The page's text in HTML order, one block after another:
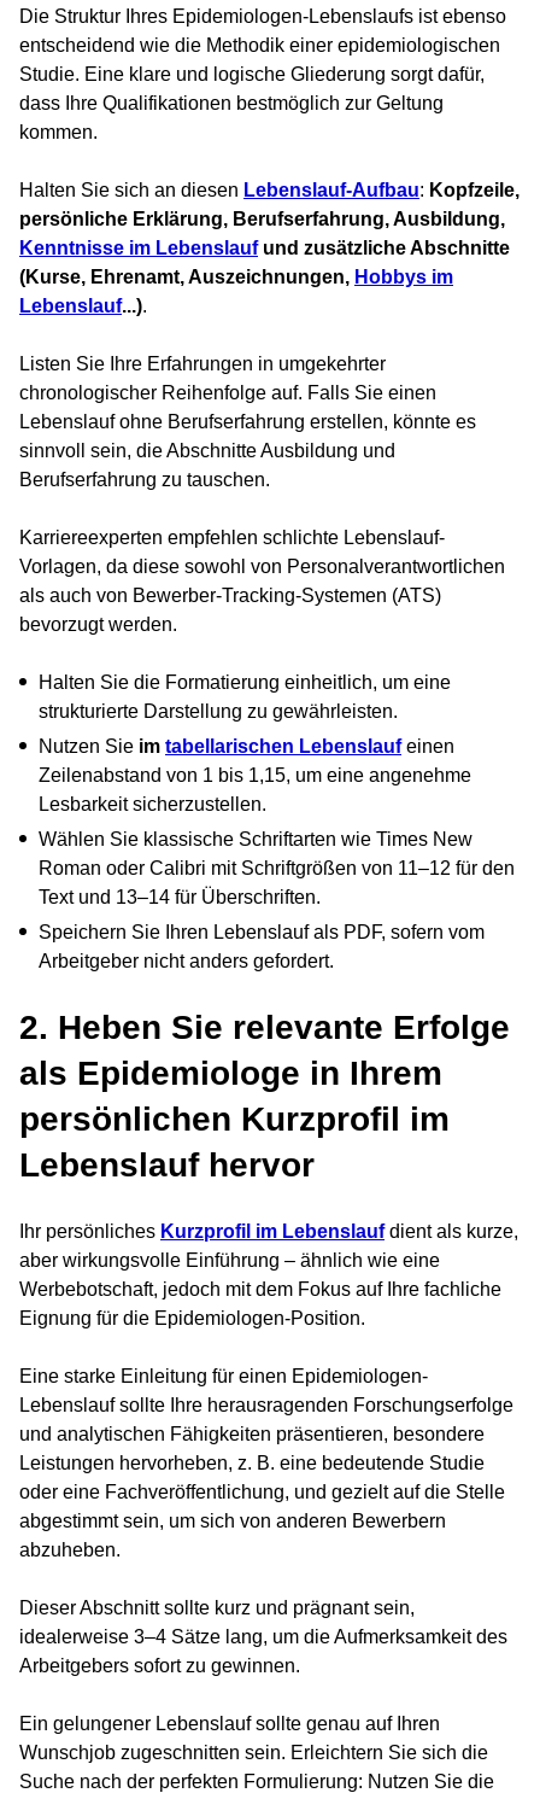
Die Struktur Ihres Epidemiologen-Lebenslaufs ist ebenso
entscheidend wie die Methodik einer epidemiologischen
Studie. Eine klare und logische Gliederung sorgt dafür,
dass Ihre Qualifikationen bestmöglich zur Geltung
kommen.
Halten Sie sich an diesen Lebenslauf-Aufbau: Kopfzeile,
persönliche Erklärung, Berufserfahrung, Ausbildung,
Kenntnisse im Lebenslaufund zusätzliche Abschnitte
(Kurse, Ehrenamt, Auszeichnungen, Hobbys im
Lebenslauf...).
Listen Sie Ihre Erfahrungen in umgekehrter
chronologischer Reihenfolge auf. Falls Sie einen
Lebenslauf ohne Berufserfahrung erstellen, könnte es
sinnvoll sein, die Abschnitte Ausbildung und
Berufserfahrung zu tauschen.
Karriereexperten empfehlen schlichte Lebenslauf-
Vorlagen, da diese sowohl von Personalverantwortlichen
als auch von Bewerber-Tracking-Systemen (ATS)
bevorzugt werden.
Halten Sie die Formatierung einheitlich, um eine
strukturierte Darstellung zu gewährleisten.
Nutzen Sie im tabellarischen Lebenslaufeinen
Zeilenabstand von 1 bis 1,15, um eine angenehme
Lesbarkeit sicherzustellen.
Wählen Sie klassische Schriftarten wie Times New
Roman oder Calibri mit Schriftgrößen von 11–12 für den
Text und 13–14 für Überschriften.
Speichern Sie Ihren Lebenslauf als PDF, sofern vom
Arbeitgeber nicht anders gefordert.
2. Heben Sie relevante Erfolge
als Epidemiologe in Ihrem
persönlichen Kurzprofil im
Lebenslauf hervor
Ihr persönliches Kurzprofil im Lebenslaufdient als kurze,
aber wirkungsvolle Einführung – ähnlich wie eine
Werbebotschaft, jedoch mit dem Fokus auf Ihre fachliche
Eignung für die Epidemiologen-Position.
Eine starke Einleitung für einen Epidemiologen-
Lebenslauf sollte Ihre herausragenden Forschungserfolge
und analytischen Fähigkeiten präsentieren, besondere
Leistungen hervorheben, z. B. eine bedeutende Studie
oder eine Fachveröffentlichung, und gezielt auf die Stelle
abgestimmt sein, um sich von anderen Bewerbern
abzuheben.
Dieser Abschnitt sollte kurz und prägnant sein,
idealerweise 3–4 Sätze lang, um die Aufmerksamkeit des
Arbeitgebers sofort zu gewinnen.
Ein gelungener Lebenslauf sollte genau auf Ihren
Wunschjob zugeschnitten sein. Erleichtern Sie sich die
Suche nach der perfekten Formulierung: Nutzen Sie die